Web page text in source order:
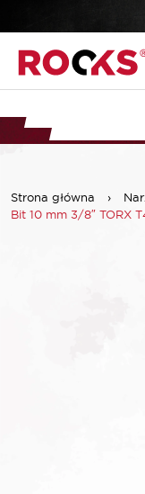
Strona główna ›
Bit 10 mm 3/8″ TORX